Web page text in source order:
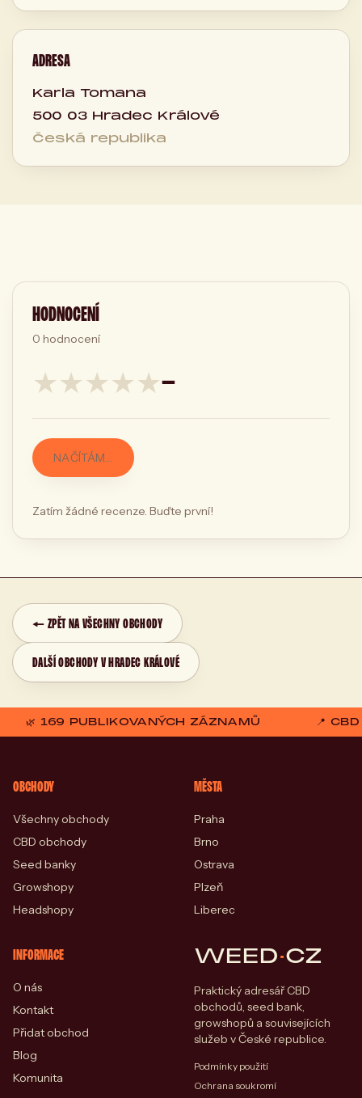
ADRESA
Karla Tomana
500 03 Hradec Králové
Česká republika
HODNOCENÍ
0 hodnocení
★★★★★—
NAČÍTÁM…
Zatím žádné recenze. Buďte první!
← ZPĚT NA VŠECHNY OBCHODY
DALŠÍ OBCHODY V HRADEC KRÁLOVÉ
🌿 169 PUBLIKOVANÝCH ZÁZNAMŮ 📍
OBCHODY
Všechny obchody
CBD obchody
Seed banky
Growshopy
Headshopy
MĚSTA
Praha
Brno
Ostrava
Plzeň
Liberec
INFORMACE
O nás
Kontakt
Přidat obchod
Blog
Komunita
WEED·CZ
Praktický adresář CBD
obchodů, seed bank,
growshopů a souvisejících
služeb v České republice.
Podmínky použití
Ochrana soukromí